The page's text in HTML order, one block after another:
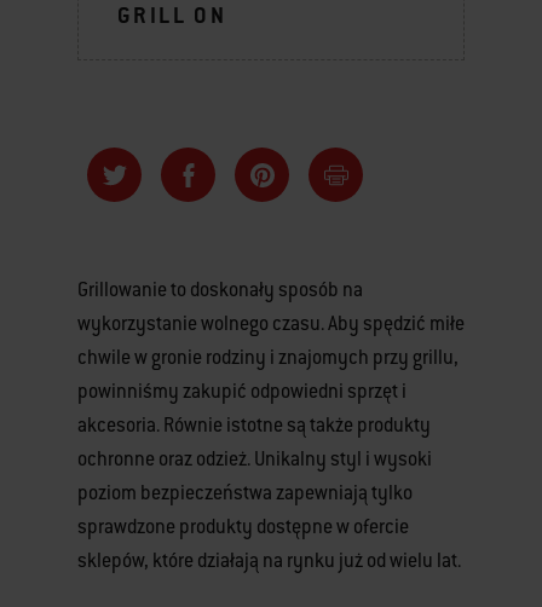
GRILL ON
Grillowanie to doskonały sposób na
wykorzystanie wolnego czasu. Aby spędzić miłe
chwile w gronie rodziny i znajomych przy grillu,
powinniśmy zakupić odpowiedni sprzęt i
akcesoria. Równie istotne są także produkty
ochronne oraz odzież. Unikalny styl i wysoki
poziom bezpieczeństwa zapewniają tylko
sprawdzone produkty dostępne w ofercie
sklepów, które działają na rynku już od wielu lat.